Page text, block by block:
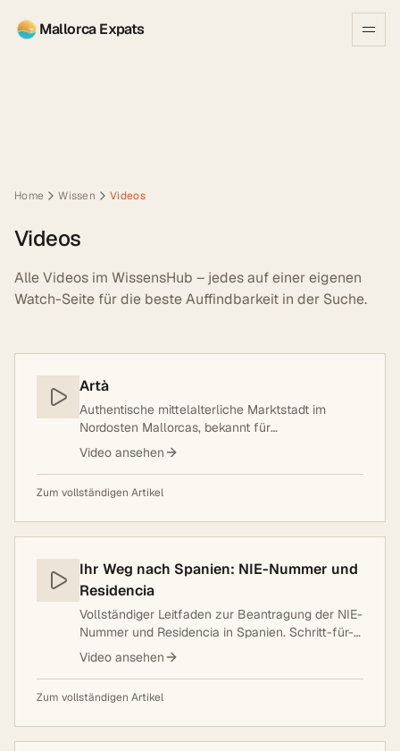
Mallorca Expats
Home Wissen Videos
Videos
Alle Videos im WissensHub – jedes auf einer eigenen
Watch-Seite für die beste Auffindbarkeit in der Suche.
Artà
Authentische mittelalterliche Marktstadt im
Nordosten Mallorcas, bekannt für
Handwerkskunst, Naturstrände und ruhige
Video ansehen
Zum vollständigen Artikel
Ihr Weg nach Spanien: NIE-Nummer und
Residencia
Vollständiger Leitfaden zur Beantragung der NIE-
Nummer und Residencia in Spanien. Schritt-für-
Schritt Anleitung mit allen notwendigen
Video ansehen
Zum vollständigen Artikel